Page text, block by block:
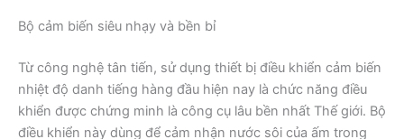
Bộ cảm biến siêu nhạy và bền bỉ
Từ công nghệ tân tiến, sử dụng thiết bị điều khiển cảm biến
nhiệt độ danh tiếng hàng đầu hiện nay là chức năng điều
khiển được chứng minh là công cụ lâu bền nhất Thế giới. Bộ
điều khiển này dùng để cảm nhận nước sôi của ấm trong